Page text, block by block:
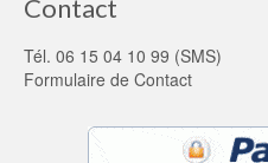
Contact
Tél. 06 15 04 10 99 (SMS)
Formulaire de Contact